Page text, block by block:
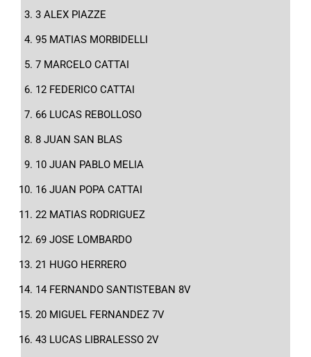
3 ALEX PIAZZE
95 MATIAS MORBIDELLI
7 MARCELO CATTAI
12 FEDERICO CATTAI
66 LUCAS REBOLLOSO
8 JUAN SAN BLAS
10 JUAN PABLO MELIA
16 JUAN POPA CATTAI
22 MATIAS RODRIGUEZ
69 JOSE LOMBARDO
21 HUGO HERRERO
14 FERNANDO SANTISTEBAN 8V
20 MIGUEL FERNANDEZ 7V
43 LUCAS LIBRALESSO 2V